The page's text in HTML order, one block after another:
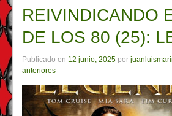
REIVINDICANDO
DE LOS 80 (25):
Publicado en 12 junio, 2025 por
anteriores